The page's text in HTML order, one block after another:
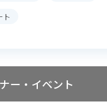
ト
ー・イベント